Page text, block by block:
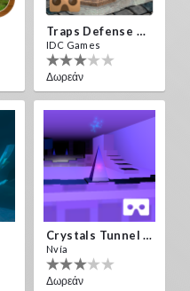
Traps Defense VR
IDC Games
Δωρεάν
Crystals Tunnel VR
Nvía
Δωρεάν